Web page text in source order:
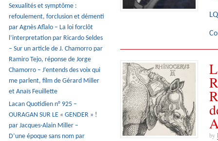
by
Sexualités et symptôme :
refoulement, forclusion et démenti
par Agnès Aflalo – La loi forclôt
l’interpretation par Ricardo Seldes
– Sur un article de J. Chamorro par
Ramiro Tejo, réponse de Jorge
Chamorro – J’entends des voix qui
me parlent, film de Gérard Miller
et Anaïs Feuillette
Lacan Quotidien n° 925 –
OURAGAN SUR LE « GENDER » !
par Jacques-Alain Miller –
D’une époque sans nom par